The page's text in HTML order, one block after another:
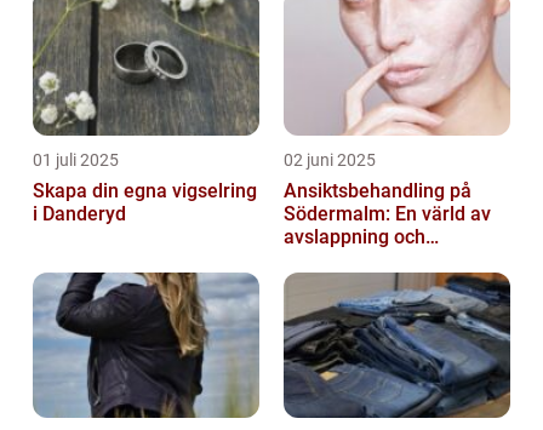
01 juli 2025
Skapa din egna vigselring
i Danderyd
02 juni 2025
Ansiktsbehandling på
Södermalm: En värld av
avslappning och